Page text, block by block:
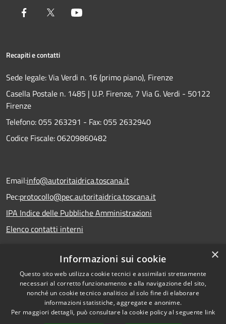
Facebook Twitter
Recapiti e contatti
Sede legale: Via Verdi n. 16 (primo piano), Firenze
Casella Postale n. 1485 | U.P. Firenze, 7 Via G. Verdi - 50122
Firenze
Telefono:055 263291 - Fax:055 2632940
Codice Fiscale: 06209860482
Email:info@autoritaidrica.toscana.it
Pec:protocollo@pec.autoritaidrica.toscana.it
IPA Indice delle Pubbliche Amministrazioni
Elenco contatti interni
Dichiarazione accessibilità
Accessibilità
Copyright © 2026 • Autorità
Idrica Toscana • Powered by
×
Informazioni sui cookie
Questo sito web utilizza cookie tecnici e assimilati strettamente
necessari al corretto funzionamento e alla navigazione del sito,
nonché un cookie tecnico analitico al solo fine di elaborare
informazioni statistiche, aggregate e anonime.
Per maggiori dettagli, può consultare la cookie policy al seguente link